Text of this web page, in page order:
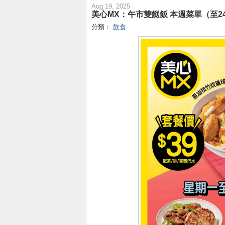
Aug 19, 2025
美心MX：午市雙餸飯 本週菜單（至
分類： 飲食